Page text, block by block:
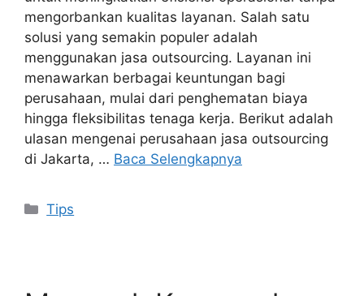
mengorbankan kualitas layanan. Salah satu
solusi yang semakin populer adalah
menggunakan jasa outsourcing. Layanan ini
menawarkan berbagai keuntungan bagi
perusahaan, mulai dari penghematan biaya
hingga fleksibilitas tenaga kerja. Berikut adalah
ulasan mengenai perusahaan jasa outsourcing
di Jakarta, … Baca Selengkapnya
Kategori
Tips